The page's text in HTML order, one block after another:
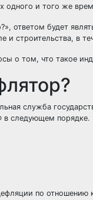
одного и того же
ответом будет
строительства, в
о том, что такое
служба
следующем порядке.
по отношению